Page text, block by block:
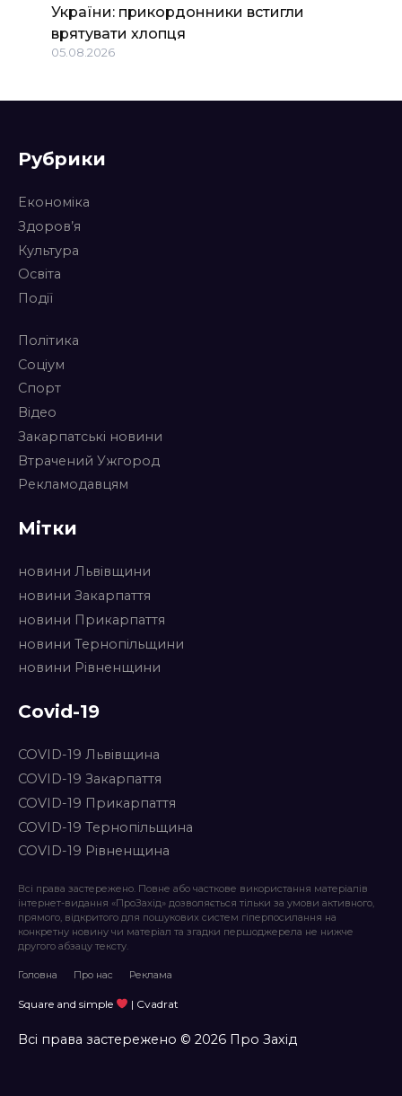
України: прикордонники встигли
врятувати хлопця
05.08.2026
Рубрики
Економіка
Здоров’я
Культура
Освіта
Події
Політика
Соціум
Спорт
Відео
Закарпатські новини
Втрачений Ужгород
Рекламодавцям
Мітки
новини Львівщини
новини Закарпаття
новини Прикарпаття
новини Тернопільщини
новини Рівненщини
Covid-19
COVID-19 Львівщина
COVID-19 Закарпаття
COVID-19 Прикарпаття
COVID-19 Тернопільщина
COVID-19 Рівненщина
Всі права застережено. Повне або часткове використання матеріалів
інтернет-видання «ПроЗахід» дозволяється тільки за умови активного,
прямого, відкритого для пошукових систем гіперпосилання на
конкретну новину чи матеріал та згадки першоджерела не нижче
другого абзацу тексту.
Головна Про нас Реклама
Square and simple | Cvadrat
Всі права застережено © 2026 Про Захід